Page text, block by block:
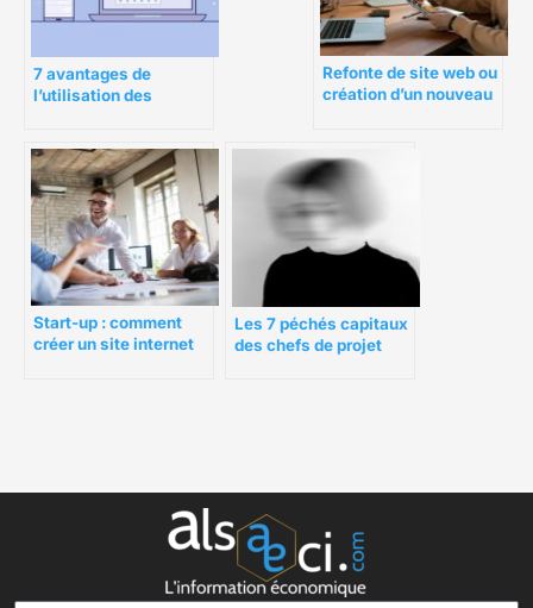
7 avantages de
l’utilisation des
Refonte de site web ou
création d’un nouveau
Start-up : comment
créer un site internet
Les 7 péchés capitaux
des chefs de projet